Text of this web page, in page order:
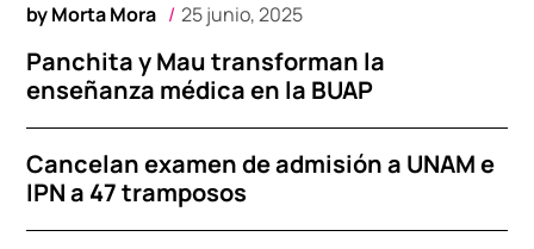
byMorta Mora 25 junio, 2025
Panchita y Mau transforman la
enseñanza médica en la BUAP
Cancelan examen de admisión a UNAM e
IPN a 47 tramposos